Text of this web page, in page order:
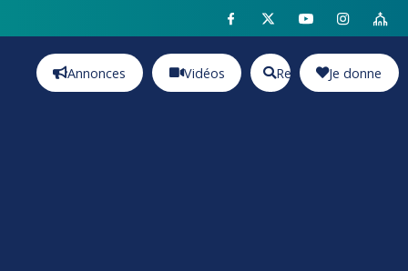
Annonces Vidéos RechercherJe donne